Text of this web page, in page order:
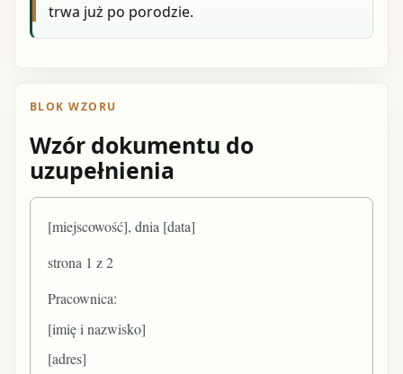
trwa już po porodzie.
BLOK WZORU
Wzór dokumentu do
uzupełnienia
[miejscowość], dnia [data]
strona 1 z 2
Pracownica:
[imię i nazwisko]
[adres]